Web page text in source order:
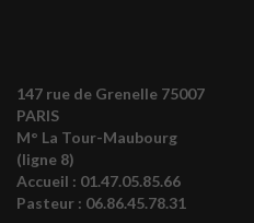
147 rue de Grenelle 75007
PARIS
M° La Tour-Maubourg
(ligne 8)
Accueil : 01.47.05.85.66
Pasteur : 06.86.45.78.31